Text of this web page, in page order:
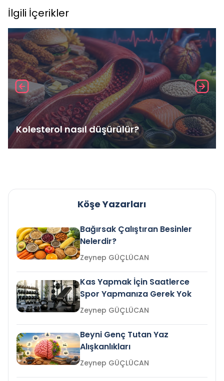
İlgili İçerikler
Kolesterol nasıl düşürülür?
Köşe Yazarları
Bağırsak Çalıştıran Besinler
Nelerdir?
Zeynep GÜÇLÜCAN
Kas Yapmak İçin Saatlerce
Spor Yapmanıza Gerek Yok
Zeynep GÜÇLÜCAN
Beyni Genç Tutan Yaz
Alışkanlıkları
Zeynep GÜÇLÜCAN